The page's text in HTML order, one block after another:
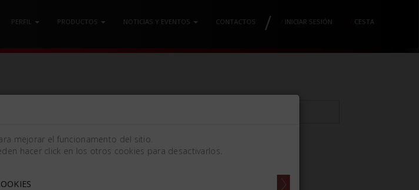
PERFIL PRODUCTOS NOTICIAS Y EVENTOS CONTACTOS / / INICIAR SESIÓN CESTA
mejorar el funcionamento del sitio.
hacer click en los otros cookies para desactivarlos.